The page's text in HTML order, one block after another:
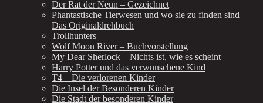
Der Rat der Neun – Gezeichnet
Phantastische Tierwesen und wo sie zu finden sind –
Das Originaldrehbuch
Trollhunters
Wolf Moon River – Buchvorstellung
My Dear Sherlock – Nichts ist, wie es scheint
Harry Potter und das verwunschene Kind
T4 – Die verlorenen Kinder
Die Insel der Besonderen Kinder
Die Stadt der besonderen Kinder